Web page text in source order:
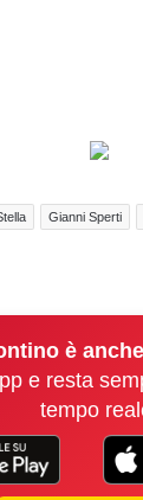
Gianni Sperti
è
e resta
tempo